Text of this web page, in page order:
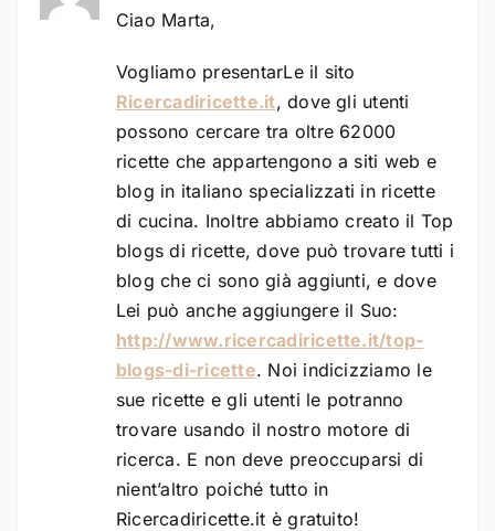
Ciao Marta,
Vogliamo presentarLe il sito
Ricercadiricette.it, dove gli utenti
possono cercare tra oltre 62000
ricette che appartengono a siti web e
blog in italiano specializzati in ricette
di cucina. Inoltre abbiamo creato il Top
blogs di ricette, dove può trovare tutti i
blog che ci sono già aggiunti, e dove
Lei può anche aggiungere il Suo:
http://www.ricercadiricette.it/top-
blogs-di-ricette. Noi indicizziamo le
sue ricette e gli utenti le potranno
trovare usando il nostro motore di
ricerca. E non deve preoccuparsi di
nient’altro poiché tutto in
Ricercadiricette.it è gratuito!